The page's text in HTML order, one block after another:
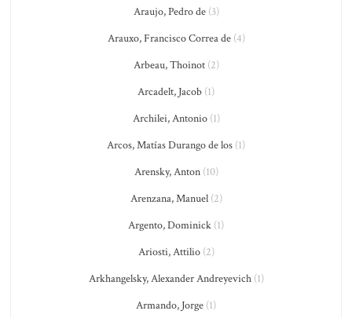
Araujo, Pedro de(3)
Arauxo, Francisco Correa de(4)
Arbeau, Thoinot(2)
Arcadelt, Jacob (1)
Archilei, Antonio(1)
Arcos, Matías Durango de los (1)
Arensky, Anton(10)
Arenzana, Manuel(2)
Argento, Dominick (1)
Ariosti, Attilio(2)
Arkhangelsky, Alexander Andreyevich(1)
Armando, Jorge (1)